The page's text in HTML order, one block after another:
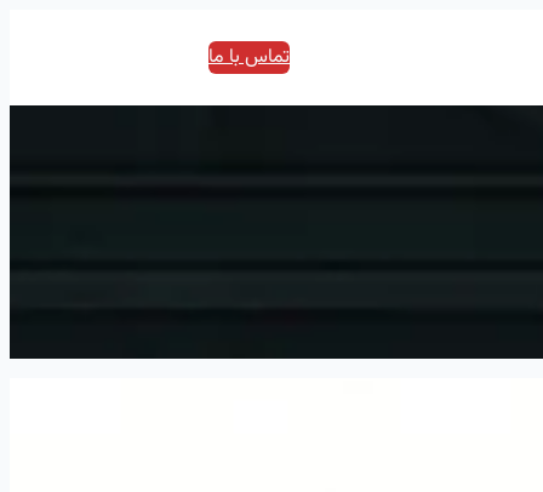
تماس با ما